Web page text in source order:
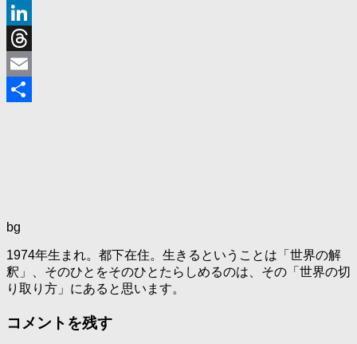
Facebook
LinkedIn
Threads
Email
bg
1974年生まれ。都下在住。生きるということは「世界の解
釈」、そのひとをそのひとたらしめるのは、その「世界の切
り取り方」にあると思います。
コメントを残す